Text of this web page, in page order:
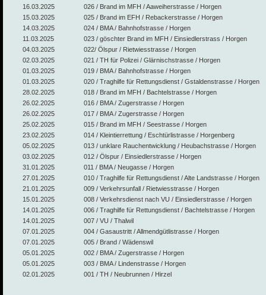
16.03.2025
026 / Brand im MFH / Aaweiherstrasse / Horgen
15.03.2025
025 / Brand im EFH / Rebackerstrasse / Horgen
14.03.2025
024 / BMA / Bahnhofstrasse / Horgen
11.03.2025
023 / göschter Brand im MFH / Einsiedlerstrass / Horgen
04.03.2025
022/ Ölspur / Rietwiesstrasse / Horgen
02.03.2025
021 / TH für Polizei / Glärnischstrasse / Horgen
01.03.2025
019 / BMA / Bahnhofstrasse / Horgen
01.03.2025
020 / Traghilfe für Rettungsdienst / Gstaldenstrasse / Horgen
28.02.2025
018 / Brand im MFH / Bachtelstrasse / Horgen
26.02.2025
016 / BMA / Zugerstrasse / Horgen
26.02.2025
017 / BMA / Zugerstrasse / Horgen
25.02.2025
015 / Brand im MFH / Seestrasse / Horgen
23.02.2025
014 / Kleintierrettung / Eschtürlistrasse / Horgenberg
05.02.2025
013 / unklare Rauchentwicklung / Heubachstrasse / Horgen
03.02.2025
012 / Ölspur / Einsiedlerstrasse / Horgen
31.01.2025
011 / BMA / Neugasse / Horgen
27.01.2025
010 / Traghilfe für Rettungsdienst / Alte Landstrasse / Horgen
21.01.2025
009 / Verkehrsunfall / Rietwiesstrasse / Horgen
15.01.2025
008 / Verkehrsdienst nach VU / Einsiedlerstrasse / Horgen
14.01.2025
006 / Traghilfe für Rettungsdienst / Bachtelstrasse / Horgen
14.01.2025
007 / VU / Thalwil
07.01.2025
004 / Gasaustritt / Allmendgütlistrasse / Horgen
07.01.2025
005 / Brand / Wädenswil
05.01.2025
002 / BMA / Zugerstrasse / Horgen
05.01.2025
003 / BMA / Lindenstrasse / Horgen
02.01.2025
001 / TH / Neubrunnen / Hirzel